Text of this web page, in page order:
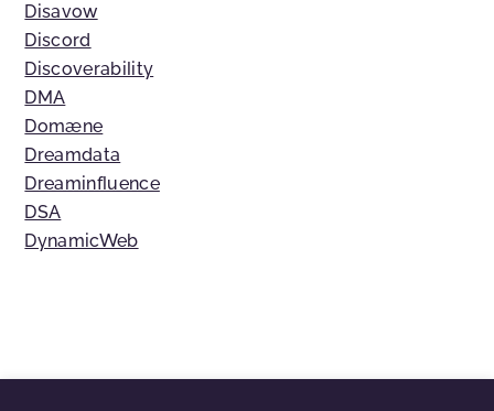
Disavow
Discord
Discoverability
DMA
Domæne
Dreamdata
Dreaminfluence
DSA
DynamicWeb